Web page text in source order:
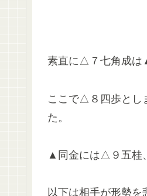
素直に△７七角成は
ここで△８四歩とし
た。
▲同金には△９五桂
以下は相手が形勢を